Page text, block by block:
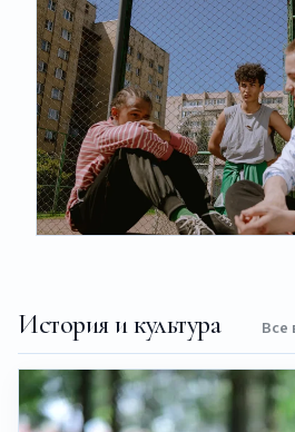
История и культура Все